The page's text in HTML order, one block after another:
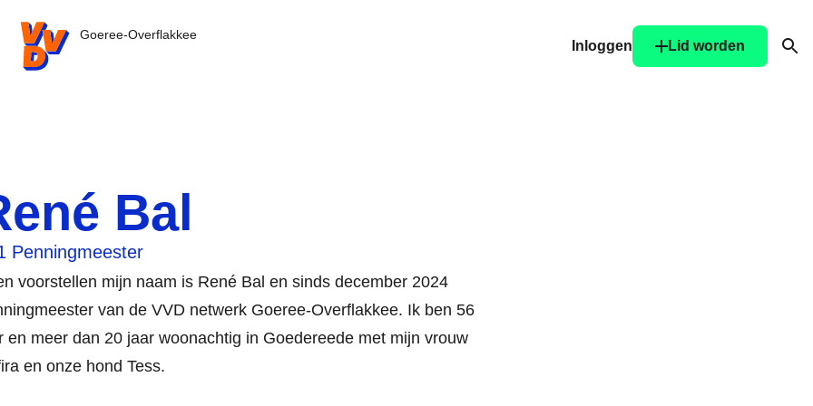
VVD.nl - Ga naar de homepage
Goeree-Overflakkee
Inloggen
Lid worden
Bal
Penningmeester
voorstellen mijn naam is René Bal en sinds december 2024
van de VVD netwerk Goeree-Overflakkee. Ik ben 56
en meer dan 20 jaar woonachtig in Goedereede met mijn vrouw
en onze hond Tess.